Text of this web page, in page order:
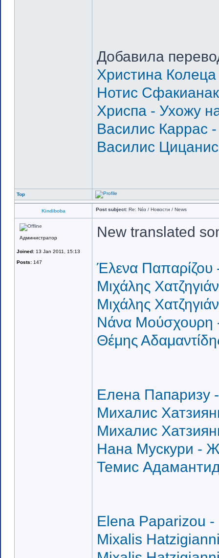
Добавила
Христина
Нотис
Хриспа - Ухожу
Василис Каррас
Василис
Top
Kindiboba Post subject: Re: Νέα / Новости / News
Администратор
Joined: 13 Jan 2011, 15:13
Posts: 147
New translated
Έλενα Παπαρίζου
Μιχάλης
Μιχάλης
Νάνα Μούσχουρη -
Θέμης
Елена Папаризу
Михалис
Михалис
Нана Мускури -
Темис
Elena Paparizou
Mixalis